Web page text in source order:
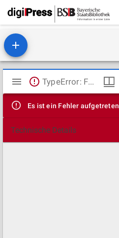
Mirador
Viewer
TypeError: Failed to fetch
Es ist ein Fehler aufgetreten
Technische Details